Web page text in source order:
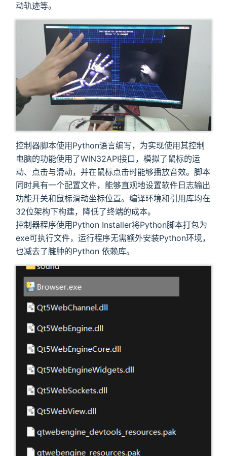
动轨迹等。
控制器脚本使用Python语言编写，为实现使用其控制
电脑的功能使用了WIN32API接口，模拟了鼠标的运
动、点击与滑动，并在鼠标点击时能够播放音效。脚本
同时具有一个配置文件，能够直观地设置软件日志输出
功能开关和鼠标滑动坐标位置。编译环境和引用库均在
32位架构下构建，降低了终端的成本。
控制器程序使用Python Installer将Python脚本打包为
exe可执行文件，运行程序无需额外安装Python环境，
也减去了臃肿的Python 依赖库。